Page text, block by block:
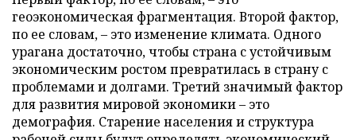
геоэкономическая фрагментация. Второй фактор,
по ее словам, – это изменение климата. Одного
урагана достаточно, чтобы страна с устойчивым
экономическим ростом превратилась в страну с
проблемами и долгами. Третий значимый фактор
для развития мировой экономики – это
демография. Старение населения и структура